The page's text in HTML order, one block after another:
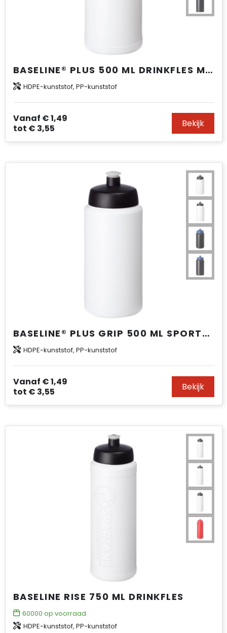
BASELINE® PLUS 500 ML DRINKFLES MET SPORTDEKSEL
HDPE-kunststof, PP-kunststof
Vanaf € 1,49
tot € 3,55 Bekijk
BASELINE® PLUS GRIP 500 ML SPORTFLES MET SPORTDEKSEL
HDPE-kunststof, PP-kunststof
Vanaf € 1,49
tot € 3,55 Bekijk
BASELINE RISE 750 ML DRINKFLES
60000 op voorraad
HDPE-kunststof, PP-kunststof